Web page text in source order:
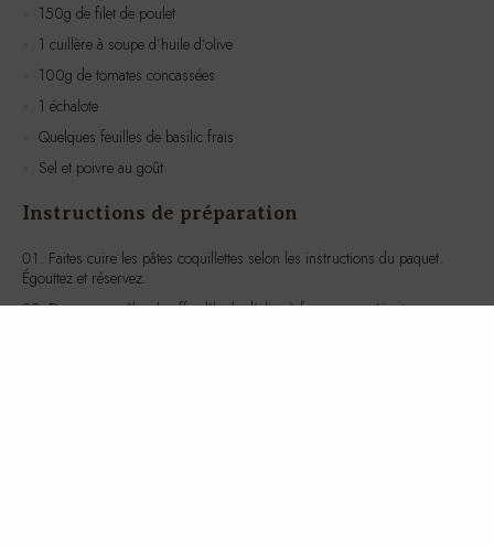
150g de filet de poulet
1 cuillère à soupe d’huile d’olive
100g de tomates concassées
1 échalote
Quelques feuilles de basilic frais
Sel et poivre au goût
Instructions de préparation
Faites cuire les pâtes coquillettes selon les instructions du paquet.
Égouttez et réservez.
Dans une poêle, chauffez l’huile d’olive à feu moyen. Ajoutez